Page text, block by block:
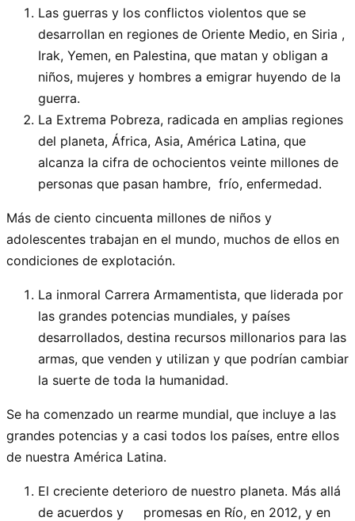
Las guerras y los conflictos violentos que se
desarrollan en regiones de Oriente Medio, en Siria ,
Irak, Yemen, en Palestina, que matan y obligan a
niños, mujeres y hombres a emigrar huyendo de la
guerra.
La Extrema Pobreza, radicada en amplias regiones
del planeta, África, Asia, América Latina, que
alcanza la cifra de ochocientos veinte millones de
personas que pasan hambre, frío, enfermedad.
Más de ciento cincuenta millones de niños y
adolescentes trabajan en el mundo, muchos de ellos en
condiciones de explotación.
La inmoral Carrera Armamentista, que liderada por
las grandes potencias mundiales, y países
desarrollados, destina recursos millonarios para las
armas, que venden y utilizan y que podrían cambiar
la suerte de toda la humanidad.
Se ha comenzado un rearme mundial, que incluye a las
grandes potencias y a casi todos los países, entre ellos
de nuestra América Latina.
El creciente deterioro de nuestro planeta. Más allá
de acuerdos y promesas en Río, en 2012, y en